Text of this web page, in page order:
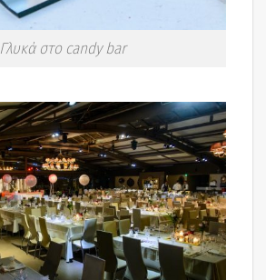
Γλυκά στο candy bar